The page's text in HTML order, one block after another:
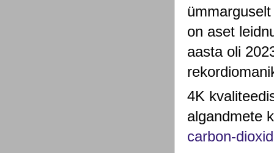
on aset
aasta oli
4K
algandmete
carbon-